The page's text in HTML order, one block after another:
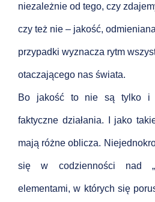
niezależnie od tego, czy
czy też nie – jakość,
przypadki wyznacza rytm
otaczającego nas świata.
Bo jakość to nie są tylko i
faktyczne działania. I jako
mają różne oblicza.
się w codzienności nad
elementami, w których się